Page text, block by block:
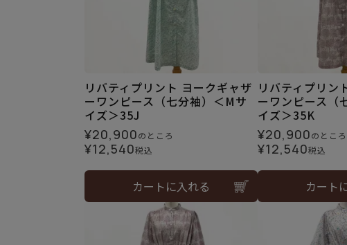
リバティプリント ヨークギャザ
ーワンピース（七分袖）＜Mサ
イズ＞35J
¥20,900のところ
¥12,540税込
カートに入れる
リバティプリン
ーワンピース（
イズ＞35K
¥20,900のところ
¥12,540税込
カート